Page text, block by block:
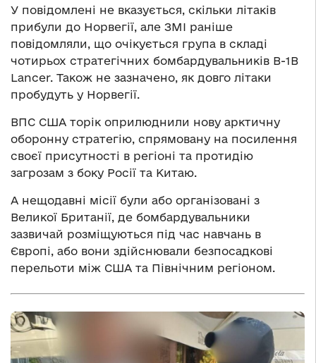
У повідомлені не вказується, скільки літаків
прибули до Норвегії, але ЗМІ раніше
повідомляли, що очікується група в складі
чотирьох стратегічних бомбардувальників B-1B
Lancer. Також не зазначено, як довго літаки
пробудуть у Норвегії.
ВПС США торік оприлюднили нову арктичну
оборонну стратегію, спрямовану на посилення
своєї присутності в регіоні та протидію
загрозам з боку Росії та Китаю.
А нещодавні місії були або організовані з
Великої Британії, де бомбардувальники
зазвичай розміщуються під час навчань в
Європі, або вони здійснювали безпосадкові
перельоти між США та Північним регіоном.